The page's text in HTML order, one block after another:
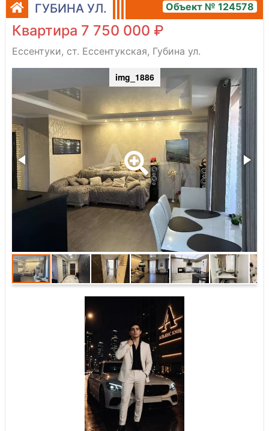
ГУБИНА УЛ. Объект № 124578
Квартира 7 750 000 ₽
Ессентуки, ст. Ессентукская, Губина ул.
img_1886